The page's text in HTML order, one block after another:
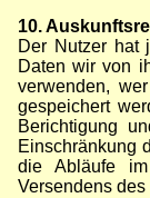
10.
Der Nutzer hat
Daten wir von
verwenden,
gespeichert
Berichtigung
Einschränkung
die Abläufe
Versendens